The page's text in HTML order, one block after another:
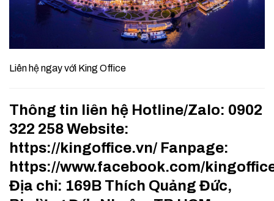
Liên hệ ngay với King Office
Thông tin liên hệ Hotline/Zalo: 0902
322 258 Website:
https://kingoffice.vn/ Fanpage:
https://www.facebook.com/
Địa chỉ: 169B Thích Quảng Đức,